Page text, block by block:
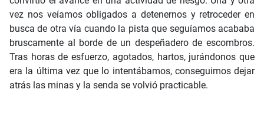
vez nos veíamos obligados a detenernos y retroceder en
busca de otra vía cuando la pista que seguíamos acababa
bruscamente al borde de un despeñadero de escombros.
Tras horas de esfuerzo, agotados, hartos, jurándonos que
era la última vez que lo intentábamos, conseguimos dejar
atrás las minas y la senda se volvió practicable.